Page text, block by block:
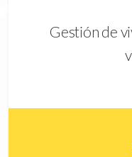
Gestión de